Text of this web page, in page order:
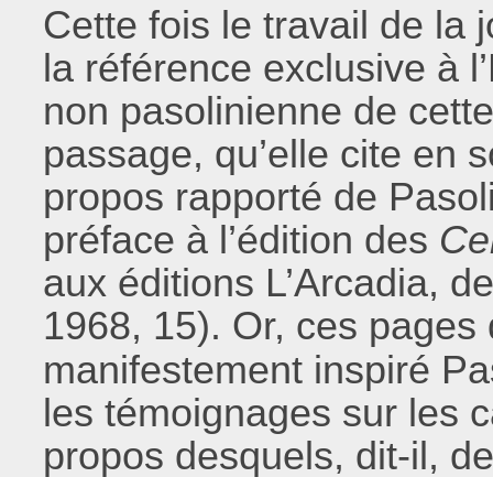
Cette fois le travail de la
la référence exclusive à
non pasolinienne de
passage, qu’elle cite en
propos rapporté de
préface à l’édition des
aux éditions L’Arcadia,
1968, 15). Or, ces
manifestement inspiré
les témoignages sur les
propos desquels, dit-il,